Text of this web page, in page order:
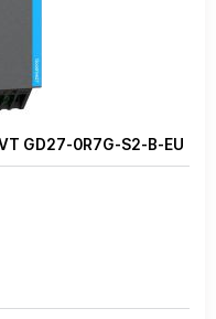
GD27-0R7G-S2-B-EU